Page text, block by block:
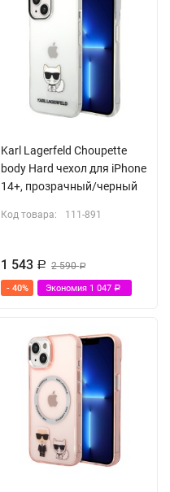
Karl Lagerfeld Choupette
body Hard чехол для iPhone
14+, прозрачный/черный
Код товара: 111-891
1 543 Р 2 590Р
- 40% Экономия 1 047 Р